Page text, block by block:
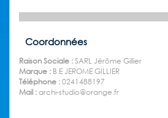
Coordonnées
Raison Sociale :SARL Jérôme Gillier
Marque : B.E JEROME GILLIER
Téléphone :0241488197
Mail :archi-studio@orange.fr